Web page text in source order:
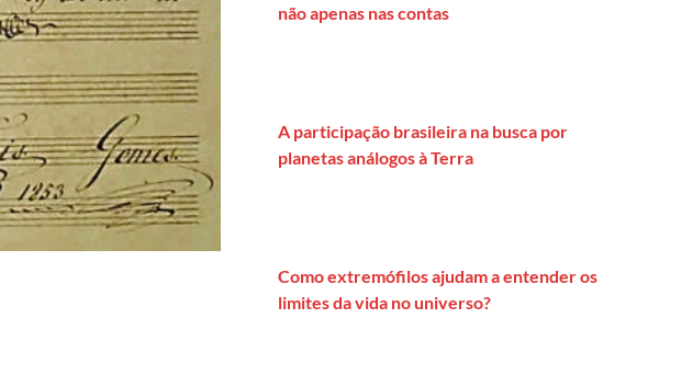
não apenas nas contas
A participação brasileira na busca por
planetas análogos à Terra
Como extremófilos ajudam a entender os
limites da vida no universo?